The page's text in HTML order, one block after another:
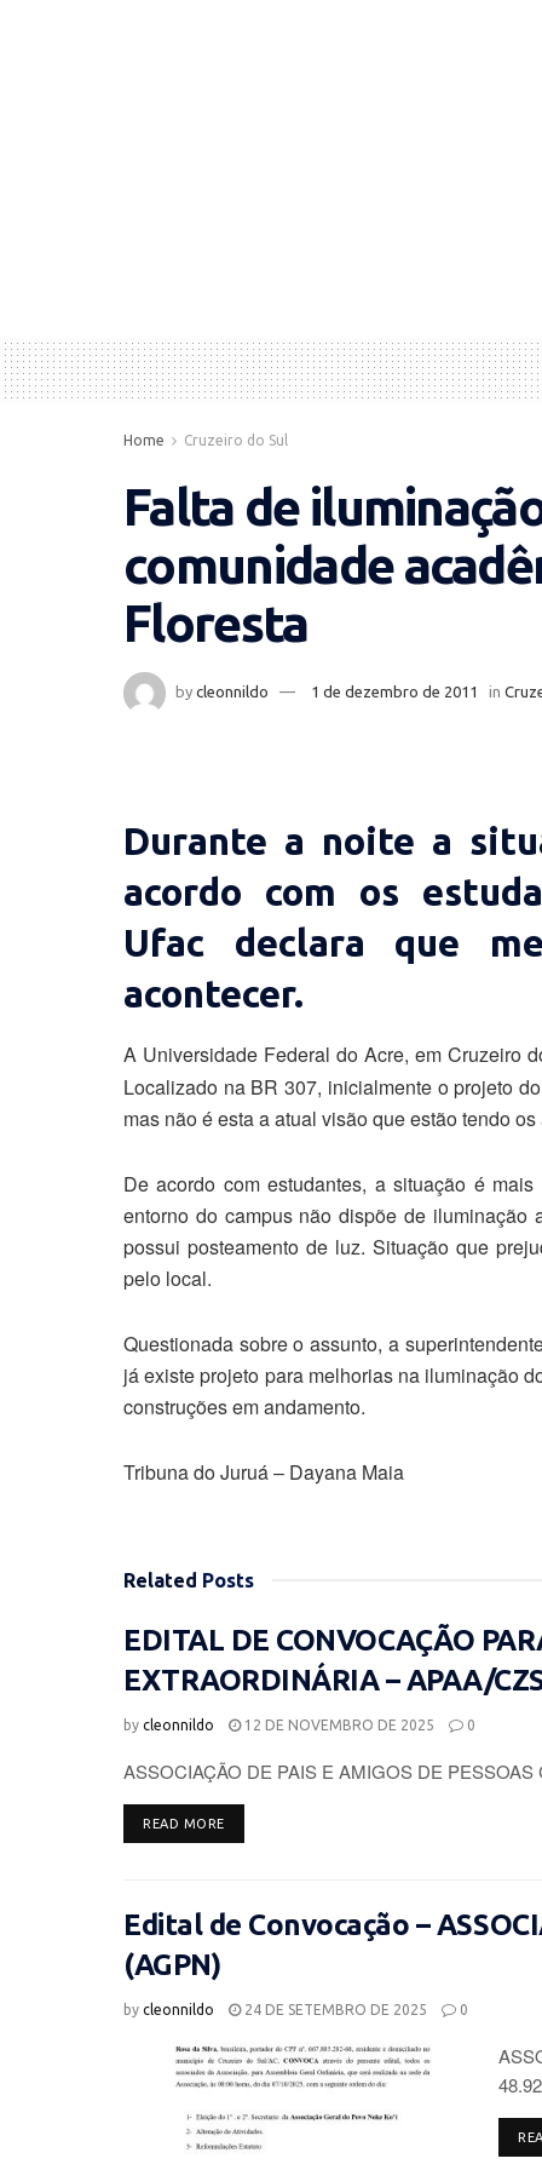
Home Cruzeiro do Sul
Falta de
comunidade
Floresta
by cleonnildo 1 de dezembro de 2011 in
Durante a noite a
acordo com os
Ufac declara que
acontecer.
A Universidade Federal do Acre, em Cruzeiro
Localizado na BR 307, inicialmente o projeto
mas não é esta a atual visão que estão tendo
De acordo com estudantes, a situação é
entorno do campus não dispõe de iluminação
possui posteamento de luz. Situação que
pelo local.
Questionada sobre o assunto, a
já existe projeto para melhorias na iluminação
construções em andamento.
Tribuna do Juruá – Dayana Maia
Related Posts
EDITAL DE CONVOCAÇÃO
EXTRAORDINÁRIA – APAA/
by cleonnildo 12 DE NOVEMBRO DE 2025 0
ASSOCIAÇÃO DE PAIS E AMIGOS DE
READ MOREDETAILS
Edital de Convocação –
(AGPN)
by cleonnildo 24 DE SETEMBRO DE 2025 0